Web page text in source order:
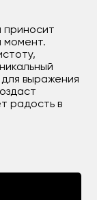
приносит
момент.
выражения
радость в